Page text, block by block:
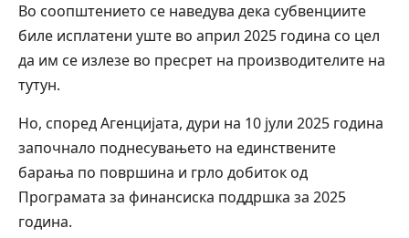
Во соопштението се наведува дека субвенциите
биле исплатени уште во април 2025 година со цел
да им се излезе во пресрет на производителите на
тутун.
Но, според Агенцијата, дури на 10 јули 2025 година
започнало поднесувањето на единствените
барања по површина и грло добиток од
Програмата за финансиска поддршка за 2025
година.